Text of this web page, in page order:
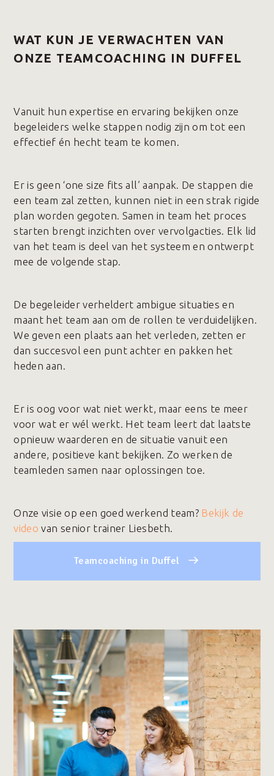
WAT KUN JE VERWACHTEN VAN
ONZE TEAMCOACHING IN DUFFEL
Vanuit hun expertise en ervaring bekijken onze
begeleiders welke stappen nodig zijn om tot een
effectief én hecht team te komen.
Er is geen ‘one size fits all’ aanpak. De stappen die
een team zal zetten, kunnen niet in een strak rigide
plan worden gegoten. Samen in team het proces
starten brengt inzichten over vervolgacties. Elk lid
van het team is deel van het systeem en ontwerpt
mee de volgende stap.
De begeleider verheldert ambigue situaties en
maant het team aan om de rollen te verduidelijken.
We geven een plaats aan het verleden, zetten er
dan succesvol een punt achter en pakken het
heden aan.
Er is oog voor wat niet werkt, maar eens te meer
voor wat er wél werkt. Het team leert dat laatste
opnieuw waarderen en de situatie vanuit een
andere, positieve kant bekijken. Zo werken de
teamleden samen naar oplossingen toe.
Onze visie op een goed werkend team? Bekijk de
video van senior trainer Liesbeth.
Teamcoaching in Duffel